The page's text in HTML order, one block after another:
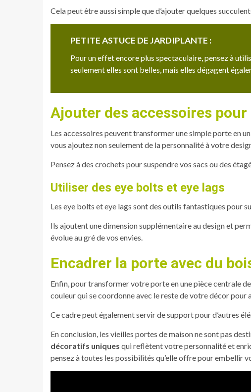
Cela peut être aussi simple que d’ajouter quelques
PETITE ASTUCE DE JARDIPLANTE :
Pour un effet encore plus spectaculaire, pensez à
seulement elles sont belles, mais elles dégagent
Ajouter des accessoires
Les accessoires peuvent transformer une simple porte en
vous ajoutez non seulement de la personnalité à votre
Pensez à des crochets pour suspendre vos sacs ou des
Utiliser des eye bolts et eye lags
Les eye bolts et eye lags sont des outils fantastiques pour
Ils ajoutent une dimension supplémentaire au design et
évolue au gré de vos envies.
Encadrer la porte avec du
Enfin, pour transformer votre porte en une pièce centrale
couleur qui se coordonne avec le reste de votre décor pour
Ce cadre peut également servir de support pour d’autres
En conclusion, les vieilles portes de maison ne sont pas
décoratifs uniques qui reflètent votre personnalité et
pensez à toutes les possibilités qu’elle offre pour embellir